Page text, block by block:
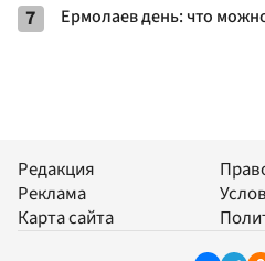
7 Ермолаев день: что
Редакция
Реклама
Карта сайта